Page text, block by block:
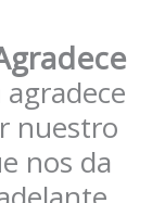
agradece
nuestro
nos da